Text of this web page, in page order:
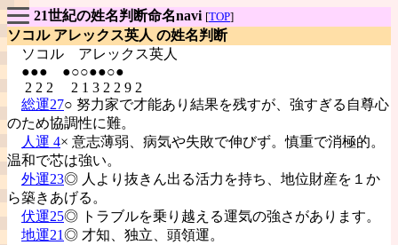
21世紀の姓名判断命名navi [TOP]
ソコル アレックス英人 の姓名判断
ソコル アレックス英人
●●● ●○○●●○●
2 2 2 2 1 3 2 2 9 2
総運27○ 努力家で才能あり結果を残すが、強すぎる自尊心
のため協調性に難。
人運 4× 意志薄弱、病気や失敗で伸びず。慎重で消極的。
温和で芯は強い。
外運23◎ 人より抜きん出る活力を持ち、地位財産を１か
ら築きあげる。
伏運25◎ トラブルを乗り越える運気の強さがあります。
地運21◎ 才知、独立、頭領運。